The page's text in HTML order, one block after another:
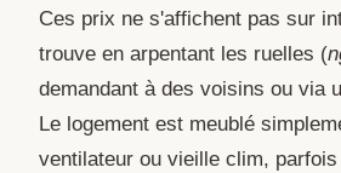
Ces prix ne s'affichent pas sur
trouve en arpentant les ruelles (
demandant à des voisins ou via
Le logement est meublé
ventilateur ou vieille clim,